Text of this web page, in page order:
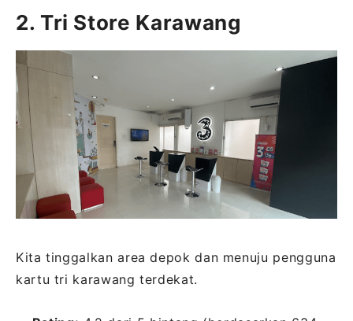
2. Tri Store Karawang
Kita tinggalkan area depok dan menuju pengguna
kartu tri karawang terdekat.